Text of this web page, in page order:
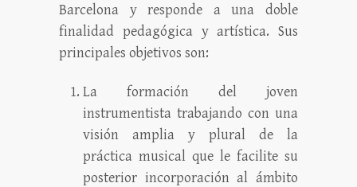
Barcelona y responde a una doble
finalidad pedagógica y artística. Sus
principales objetivos son:
La formación del joven
instrumentista trabajando con una
visión amplia y plural de la
práctica musical que le facilite su
posterior incorporación al ámbito